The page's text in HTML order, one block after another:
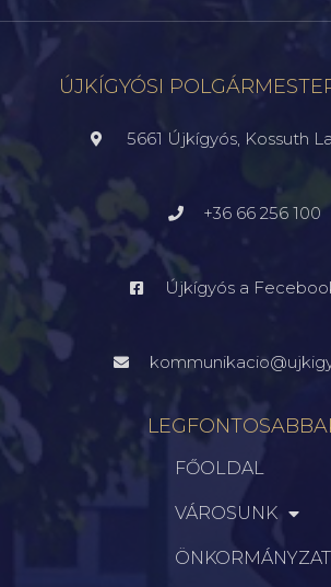
ÚJKÍGYÓSI
5661 Újkígyós, Kossuth
+36 66 256 100
Újkígyós a
FŐOLDAL
VÁROSUNK
ÖNKORMÁNYZAT